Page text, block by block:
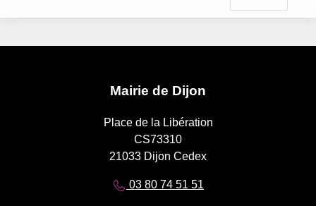
Mairie de Dijon
Place de la Libération
CS73310
21033 Dijon Cedex
03 80 74 51 51